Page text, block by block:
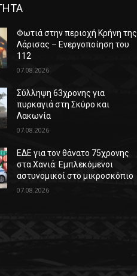
Φωτιά στην περιοχή Κρήνη της
Λάρισας – Ενεργοποίηση του
112
07.08.2026
Σύλληψη 63χρονης για
πυρκαγιά στη Σκύρο και
Λακωνία
07.08.2026
ΕΔΕ για τον θάνατο 75χρονης
στα Χανιά: Εμπλεκόμενοι
αστυνομικοί στο μικροσκόπιο
07.08.2026